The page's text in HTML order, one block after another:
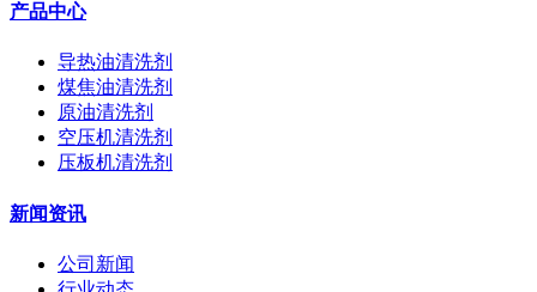
产品中心
导热油清洗剂
煤焦油清洗剂
原油清洗剂
空压机清洗剂
压板机清洗剂
新闻资讯
公司新闻